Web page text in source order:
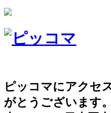
ピッコマにアクセ
がとうございます。